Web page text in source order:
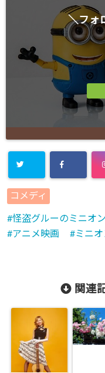
＼フォ
コメディ
怪盗グルーのミニオ
アニメ映画
ミニオ
関連